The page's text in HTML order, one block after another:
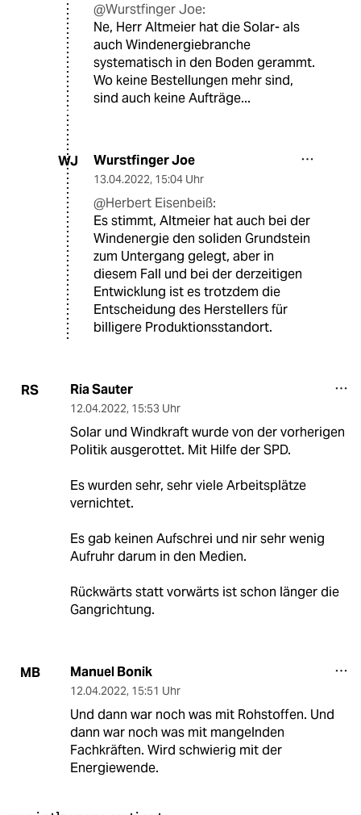
@Wurstfinger Joe:
Ne, Herr Altmeier hat die Solar- als
auch Windenergiebranche
systematisch in den Boden gerammt.
Wo keine Bestellungen mehr sind,
sind auch keine Aufträge...
WJ Wurstfinger Joe
13.04.2022, 15:04 Uhr
@Herbert Eisenbeiß:
Es stimmt, Altmeier hat auch bei der
Windenergie den soliden Grundstein
zum Untergang gelegt, aber in
diesem Fall und bei der derzeitigen
Entwicklung ist es trotzdem die
Entscheidung des Herstellers für
billigere Produktionsstandort.
RS Ria Sauter
12.04.2022, 15:53 Uhr
Solar und Windkraft wurde von der vorherigen
Politik ausgerottet. Mit Hilfe der SPD.
Es wurden sehr, sehr viele Arbeitsplätze
vernichtet.
Es gab keinen Aufschrei und nir sehr wenig
Aufruhr darum in den Medien.
Rückwärts statt vorwärts ist schon länger die
Gangrichtung.
MB Manuel Bonik
12.04.2022, 15:51 Uhr
Und dann war noch was mit Rohstoffen. Und
dann war noch was mit mangelnden
Fachkräften. Wird schwierig mit der
Energiewende.